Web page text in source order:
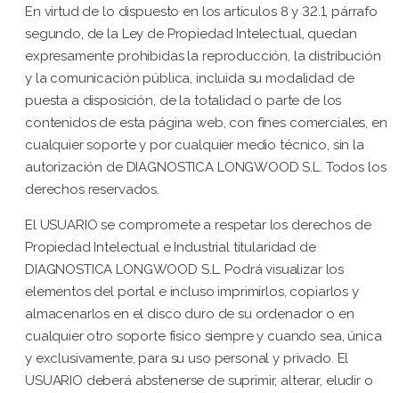
En virtud de lo dispuesto en los artículos 8 y 32.1, párrafo
segundo, de la Ley de Propiedad Intelectual, quedan
expresamente prohibidas la reproducción, la distribución
y la comunicación pública, incluida su modalidad de
puesta a disposición, de la totalidad o parte de los
contenidos de esta página web, con fines comerciales, en
cualquier soporte y por cualquier medio técnico, sin la
autorización de DIAGNOSTICA LONGWOOD S.L. Todos los
derechos reservados.
El USUARIO se compromete a respetar los derechos de
Propiedad Intelectual e Industrial titularidad de
DIAGNOSTICA LONGWOOD S.L. Podrá visualizar los
elementos del portal e incluso imprimirlos, copiarlos y
almacenarlos en el disco duro de su ordenador o en
cualquier otro soporte físico siempre y cuando sea, única
y exclusivamente, para su uso personal y privado. El
USUARIO deberá abstenerse de suprimir, alterar, eludir o